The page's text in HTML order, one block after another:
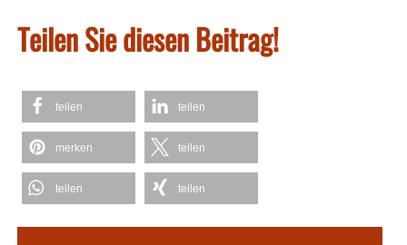
Teilen Sie diesen Beitrag!
teilen teilen
merken teilen
teilen teilen